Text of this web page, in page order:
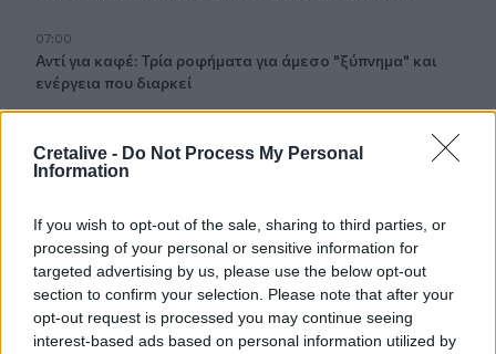
Cretalive - Do Not Process My Personal
Information
If you wish to opt-out of the sale, sharing to third parties, or
processing of your personal or sensitive information for
targeted advertising by us, please use the below opt-out
section to confirm your selection. Please note that after your
opt-out request is processed you may continue seeing
interest-based ads based on personal information utilized by
07:00
Αντί για καφέ: Τρία ροφήματα για άμεσο "ξύπνημα" και
ενέργεια που διαρκεί
ΠΕΡΙΣΣΟΤΕΡΑ
ΣΧΕΤΙΚA AΡΘΡΑ